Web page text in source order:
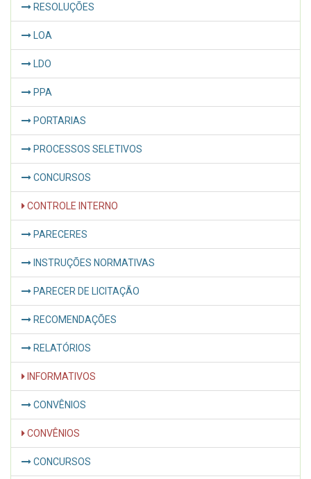
RESOLUÇÕES
LOA
LDO
PPA
PORTARIAS
PROCESSOS SELETIVOS
CONCURSOS
CONTROLE INTERNO
PARECERES
INSTRUÇÕES NORMATIVAS
PARECER DE LICITAÇÃO
RECOMENDAÇÕES
RELATÓRIOS
INFORMATIVOS
CONVÊNIOS
CONVÊNIOS
CONCURSOS